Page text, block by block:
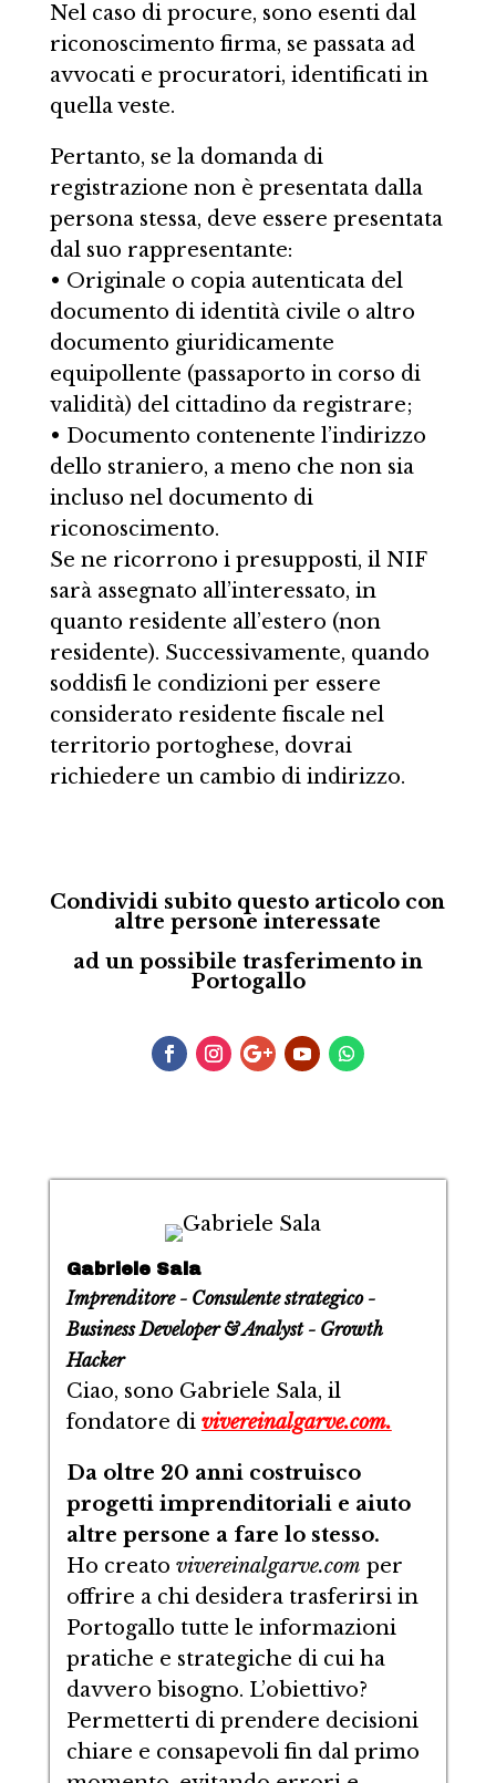
Nel caso di procure, sono esenti dal
riconoscimento firma, se passata ad
avvocati e procuratori, identificati in
quella veste.
Pertanto, se la domanda di
registrazione non è presentata dalla
persona stessa, deve essere presentata
dal suo rappresentante:
• Originale o copia autenticata del
documento di identità civile o altro
documento giuridicamente
equipollente (passaporto in corso di
validità) del cittadino da registrare;
• Documento contenente l’indirizzo
dello straniero, a meno che non sia
incluso nel documento di
riconoscimento.
Se ne ricorrono i presupposti, il NIF
sarà assegnato all’interessato, in
quanto residente all’estero (non
residente). Successivamente, quando
soddisfi le condizioni per essere
considerato residente fiscale nel
territorio portoghese, dovrai
richiedere un cambio di indirizzo.
Condividi subito questo articolo con
altre persone interessate
ad un possibile trasferimento in
Portogallo
Gabriele Sala
Imprenditore - Consulente strategico -
Business Developer & Analyst - Growth
Hacker
Ciao, sono Gabriele Sala, il
fondatore di vivereinalgarve.com.
Da oltre 20 anni costruisco
progetti imprenditoriali e aiuto
altre persone a fare lo stesso.
Ho creato vivereinalgarve.com per
offrire a chi desidera trasferirsi in
Portogallo tutte le informazioni
pratiche e strategiche di cui ha
davvero bisogno. L’obiettivo?
Permetterti di prendere decisioni
chiare e consapevoli fin dal primo